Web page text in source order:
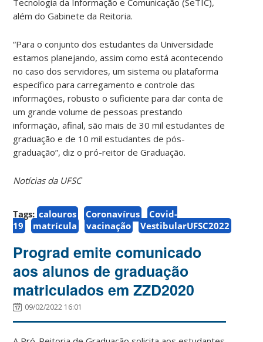
além do Gabinete da Reitoria.
“Para o conjunto dos estudantes da Universidade
estamos planejando, assim como está acontecendo
no caso dos servidores, um sistema ou plataforma
específico para carregamento e controle das
informações, robusto o suficiente para dar conta de
um grande volume de pessoas prestando
informação, afinal, são mais de 30 mil estudantes de
graduação e de 10 mil estudantes de pós-
graduação”, diz o pró-reitor de Graduação.
Notícias da UFSC
Tags: calouros Coronavírus
Covid-
19
matrícula vacinação VestibularUFSC2022
Prograd emite comunicado
aos alunos de graduação
matriculados em ZZD2020
09/02/2022 16:01